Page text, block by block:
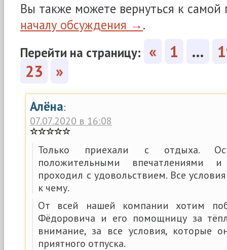
Вы также можете вернуться к самой
началу обсуждения →.
Перейти на страницу: « 1 …
23
»
Алёна:
07.07.2020 в 16:08
Только приехали с отдыха.
положительными впечатлениями
проходил с удовольствием. Все
к чему.
От всей нашей компании хотим
Фёдоровича и его помощницу за
внимание, за все условия, которые
приятного отпуска.